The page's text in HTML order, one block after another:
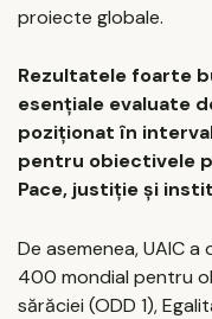
proiecte globale.
Rezultatele foarte
esențiale evaluate
poziționat în
pentru obiectivele
Pace, justiție și
De asemenea, UAIC
400 mondial pentru
sărăciei (ODD 1),